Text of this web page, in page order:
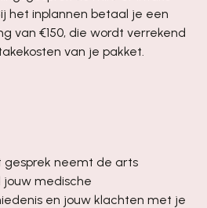
het inplannen betaal je een
van €150, die wordt verrekend
van je pakket.
gesprek neemt de arts
jouw medische
en jouw klachten met je